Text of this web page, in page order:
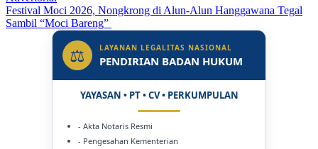
Festival Moci 2026, Nongkrong di Alun-Alun Hanggawana Tegal
Sambil “Moci Bareng”
⚖ LAYANAN LEGALITAS NASIONAL
PENDIRIAN BADAN HUKUM
YAYASAN • PT • CV • PERKUMPULAN
- Akta Notaris Resmi
- Pengesahan Kementerian